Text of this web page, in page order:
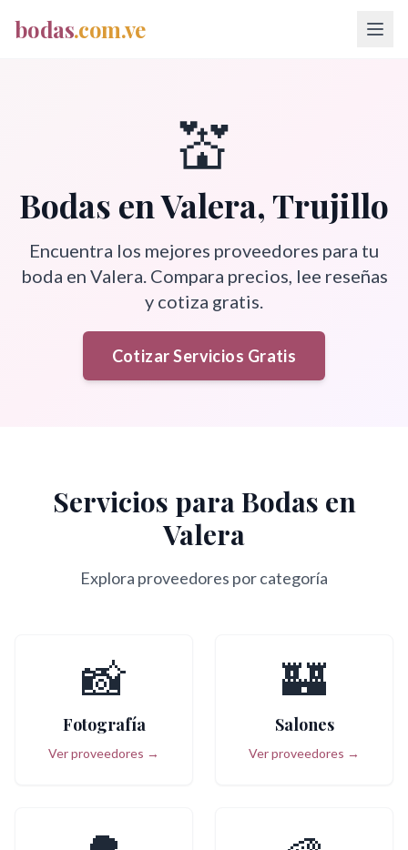
bodas.com.ve
💒
Bodas enValera,Trujillo
Encuentra los mejores proveedores para tu
boda en Valera. Compara precios, lee reseñas
y cotiza gratis.
Cotizar Servicios Gratis
Servicios para Bodas en
Valera
Explora proveedores por categoría
📸
Fotografía
Ver proveedores →
🏰
Salones
Ver proveedores →